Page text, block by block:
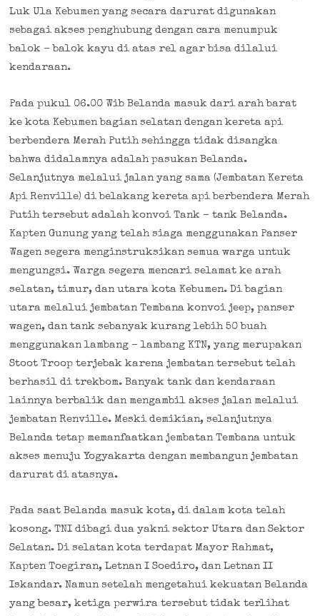
Luk Ula Kebumen yang secara darurat digunakan
sebagai akses penghubung dengan cara menumpuk
balok – balok kayu di atas rel agar bisa dilalui
kendaraan.
Pada pukul 06.00 Wib Belanda masuk dari arah barat
ke kota Kebumen bagian selatan dengan kereta api
berbendera Merah Putih sehingga tidak disangka
bahwa didalamnya adalah pasukan Belanda.
Selanjutnya melalui jalan yang sama (Jembatan Kereta
Api Renville) di belakang kereta api berbendera Merah
Putih tersebut adalah konvoi Tank – tank Belanda.
Kapten Gunung yang telah siaga menggunakan Panser
Wagen segera menginstruksikan semua warga untuk
mengungsi. Warga segera mencari selamat ke arah
selatan, timur, dan utara kota Kebumen. Di bagian
utara melalui jembatan Tembana konvoi jeep, panser
wagen, dan tank sebanyak kurang lebih 50 buah
menggunakan lambang – lambang KTN, yang merupakan
Stoot Troop terjebak karena jembatan tersebut telah
berhasil di trekbom. Banyak tank dan kendaraan
lainnya berbalik dan mengambil akses jalan melalui
jembatan Renville. Meski demikian, selanjutnya
Belanda tetap memanfaatkan jembatan Tembana untuk
akses menuju Yogyakarta dengan membangun jembatan
darurat di atasnya.
Pada saat Belanda masuk kota, di dalam kota telah
kosong. TNI dibagi dua yakni sektor Utara dan Sektor
Selatan. Di selatan kota terdapat Mayor Rahmat,
Kapten Toegiran, Letnan I Soediro, dan Letnan II
Iskandar. Namun setelah mengetahui kekuatan Belanda
yang besar, ketiga perwira tersebut tidak terlihat